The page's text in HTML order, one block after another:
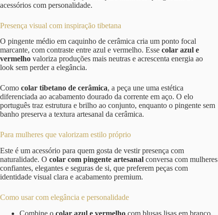
acessórios com personalidade.
Presença visual com inspiração tibetana
O pingente médio em caquinho de cerâmica cria um ponto focal
marcante, com contraste entre azul e vermelho. Esse colar azul e
vermelho valoriza produções mais neutras e acrescenta energia ao
look sem perder a elegância.
Como colar tibetano de cerâmica, a peça une uma estética
diferenciada ao acabamento dourado da corrente em aço. O elo
português traz estrutura e brilho ao conjunto, enquanto o pingente sem
banho preserva a textura artesanal da cerâmica.
Para mulheres que valorizam estilo próprio
Este é um acessório para quem gosta de vestir presença com
naturalidade. O colar com pingente artesanal conversa com mulheres
confiantes, elegantes e seguras de si, que preferem peças com
identidade visual clara e acabamento premium.
Como usar com elegância e personalidade
Combine o colar azul e vermelho com blusas lisas em branco,